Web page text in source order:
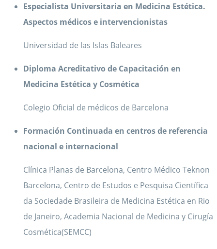
Especialista Universitaria en Medicina Estética.
Aspectos médicos e intervencionistas
Universidad de las Islas Baleares
Diploma Acreditativo de Capacitación en
Medicina Estética y Cosmética
Colegio Oficial de médicos de Barcelona
Formación Continuada en centros de referencia
nacional e internacional
Clínica Planas de Barcelona, Centro Médico Teknon
Barcelona, Centro de Estudos e Pesquisa Científica
da Sociedade Brasileira de Medicina Estética en Rio
de Janeiro, Academia Nacional de Medicina y Cirugía
Cosmética(SEMCC)